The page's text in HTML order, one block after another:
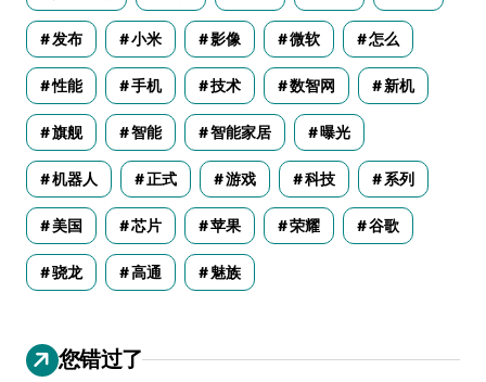
发布 小米 影像 微软 怎么
性能 手机 技术 数智网 新机
旗舰 智能 智能家居 曝光
机器人 正式 游戏 科技 系列
美国 芯片 苹果 荣耀 谷歌
骁龙 高通 魅族
您错过了